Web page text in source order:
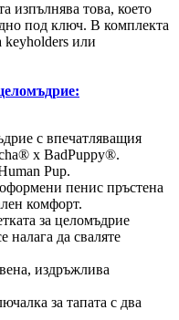
изпълнява това, което
под ключ. В комплекта
keyholders или
с впечатляващия
x BadPuppy®.
Pup.
пенис пръстена
комфорт.
за целомъдрие
налага да сваляте
издръжлива
за тапата с два